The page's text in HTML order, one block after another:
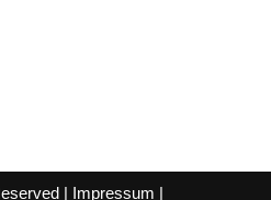
| Impressum |